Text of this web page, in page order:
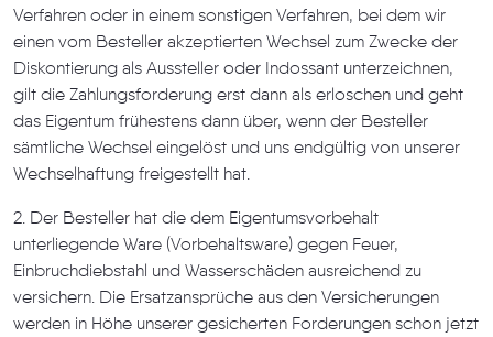
Verfahren oder in einem sonstigen Verfahren, bei dem wir
einen vom Besteller akzeptierten Wechsel zum Zwecke der
Diskontierung als Aussteller oder Indossant unterzeichnen,
gilt die Zahlungsforderung erst dann als erloschen und geht
das Eigentum frühestens dann über, wenn der Besteller
sämtliche Wechsel eingelöst und uns endgültig von unserer
Wechselhaftung freigestellt hat.
2. Der Besteller hat die dem Eigentumsvorbehalt
unterliegende Ware (Vorbehaltsware) gegen Feuer,
Einbruchdiebstahl und Wasserschäden ausreichend zu
versichern. Die Ersatzansprüche aus den Versicherungen
werden in Höhe unserer gesicherten Forderungen schon jetzt